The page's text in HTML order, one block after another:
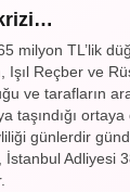
milyon TL’lik
Işıl Reçber ve
ve tarafların
taşındığı ortaya
günlerdir
İstanbul Adliyesi